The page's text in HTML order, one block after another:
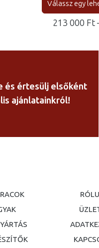
213 000 Ft
és értesülj elsőként
ajánlatainkról!